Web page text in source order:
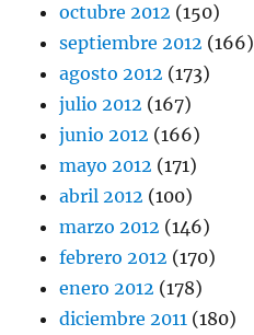
octubre 2012 (150)
septiembre 2012 (166)
agosto 2012 (173)
julio 2012 (167)
junio 2012 (166)
mayo 2012 (171)
abril 2012 (100)
marzo 2012 (146)
febrero 2012 (170)
enero 2012 (178)
diciembre 2011 (180)